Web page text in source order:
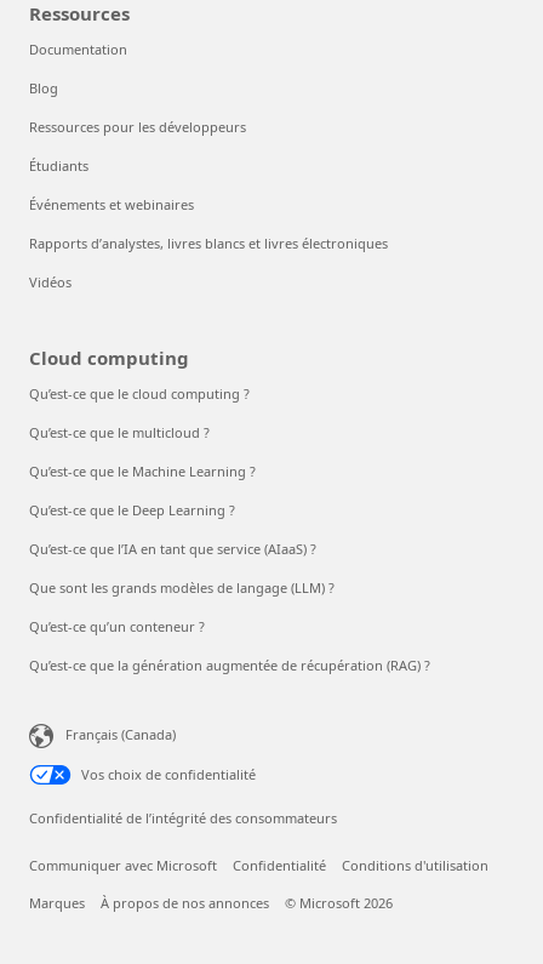
Ressources
Documentation
Blog
Ressources pour les développeurs
Étudiants
Événements et webinaires
Rapports d’analystes, livres blancs et livres électroniques
Vidéos
Cloud computing
Qu’est-ce que le cloud computing ?
Qu’est-ce que le multicloud ?
Qu’est-ce que le Machine Learning ?
Qu’est-ce que le Deep Learning ?
Qu’est-ce que l’IA en tant que service (AIaaS) ?
Que sont les grands modèles de langage (LLM) ?
Qu’est-ce qu’un conteneur ?
Qu’est-ce que la génération augmentée de récupération (RAG) ?
Français (Canada)
Vos choix de confidentialité
Confidentialité de l’intégrité des consommateurs
Communiquer avec Microsoft Confidentialité Conditions d'utilisation
Marques À propos de nos annonces © Microsoft 2026